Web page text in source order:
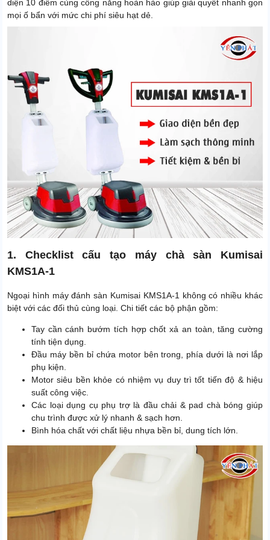
diện 10 điểm cùng công năng hoàn hảo giúp giải quyết nhanh gọn
mọi ố bẩn với mức chi phí siêu hạt dẻ.
1. Checklist cấu tạo máy chà sàn Kumisai
KMS1A-1
Ngoại hình máy đánh sàn Kumisai KMS1A-1 không có nhiều khác
biệt với các đối thủ cùng loại. Chi tiết các bộ phận gồm:
Tay cần cánh bướm tích hợp chốt xả an toàn, tăng cường
tính tiện dụng.
Đầu máy bền bỉ chứa motor bên trong, phía dưới là nơi lắp
phụ kiện.
Motor siêu bền khỏe có nhiệm vụ duy trì tốt tiến độ & hiệu
suất công việc.
Các loại dụng cụ phụ trợ là đầu chải & pad chà bóng giúp
chu trình được xử lý nhanh & sạch hơn.
Bình hóa chất với chất liệu nhựa bền bỉ, dung tích lớn.